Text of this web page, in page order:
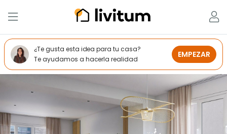
¿Te gusta esta idea para tu casa?
Te ayudamos a hacerla realidad
EMPEZAR